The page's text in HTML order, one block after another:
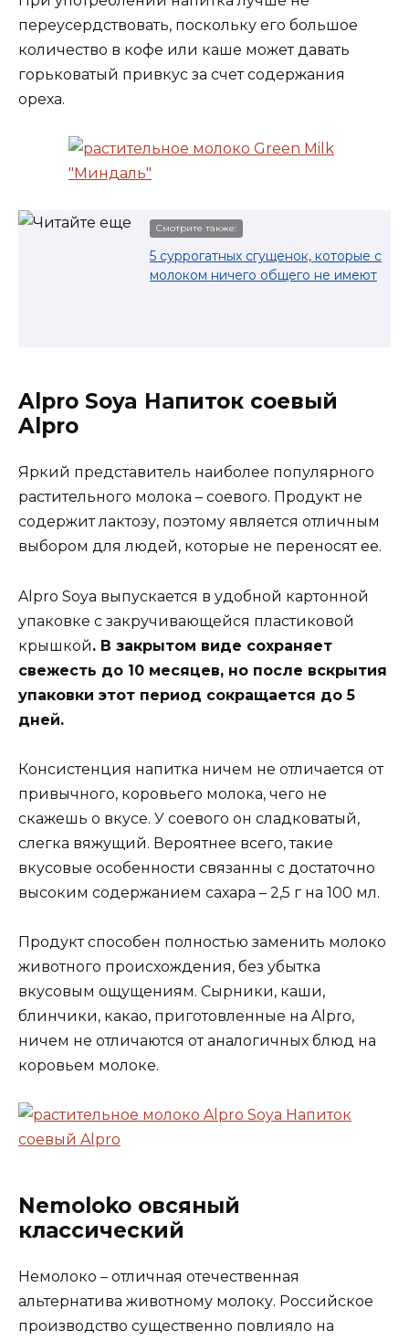
переусердствовать, поскольку его большое
количество в кофе или каше может давать
горьковатый привкус за счет содержания
ореха.
Смотрите также:
5 суррогатных сгущенок, которые с
молоком ничего общего не имеют
Alpro Soya Напиток соевый
Alpro
Яркий представитель наиболее популярного
растительного молока – соевого. Продукт не
содержит лактозу, поэтому является отличным
выбором для людей, которые не переносят ее.
Alpro Soya выпускается в удобной картонной
упаковке с закручивающейся пластиковой
крышкой. В закрытом виде сохраняет
свежесть до 10 месяцев, но после вскрытия
упаковки этот период сокращается до 5
дней.
Консистенция напитка ничем не отличается от
привычного, коровьего молока, чего не
скажешь о вкусе. У соевого он сладковатый,
слегка вяжущий. Вероятнее всего, такие
вкусовые особенности связанны с достаточно
высоким содержанием сахара – 2,5 г на 100 мл.
Продукт способен полностью заменить молоко
животного происхождения, без убытка
вкусовым ощущениям. Сырники, каши,
блинчики, какао, приготовленные на Alpro,
ничем не отличаются от аналогичных блюд на
коровьем молоке.
Nemoloko овсяный
классический
Немолоко – отличная отечественная
альтернатива животному молоку. Российское
производство существенно повлияло на